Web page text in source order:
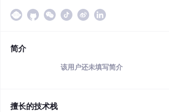
简介
该用户还未填写简介
擅长的技术栈